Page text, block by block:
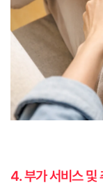
4. 부가 서비스 및